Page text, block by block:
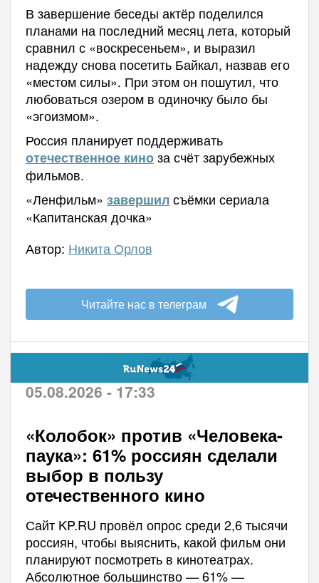
В завершение беседы актёр поделился
планами на последний месяц лета, который
сравнил с «воскресеньем», и выразил
надежду снова посетить Байкал, назвав его
«местом силы». При этом он пошутил, что
любоваться озером в одиночку было бы
«эгоизмом».
Россия планирует поддерживать
отечественное киноза счёт зарубежных
фильмов.
«Ленфильм» завершилсъёмки сериала
«Капитанская дочка»
Автор: Никита Орлов
Читайте нас в телеграм
05.08.2026 - 17:33
«Колобок» против «Человека-
паука»: 61% россиян сделали
выбор в пользу
отечественного кино
Сайт KP.RU провёл опрос среди 2,6 тысячи
россиян, чтобы выяснить, какой фильм они
планируют посмотреть в кинотеатрах.
Абсолютное большинство — 61% —